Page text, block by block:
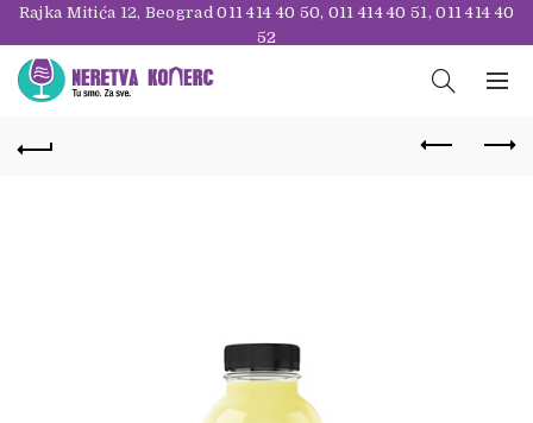
Rajka Mitića 12, Beograd011 414 40 50, 011 414 40 51,011 414 40
52